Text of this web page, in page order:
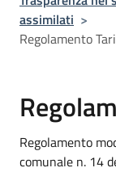
assimilati >
Regolamento Tari
Regolamento
comunale n. 14